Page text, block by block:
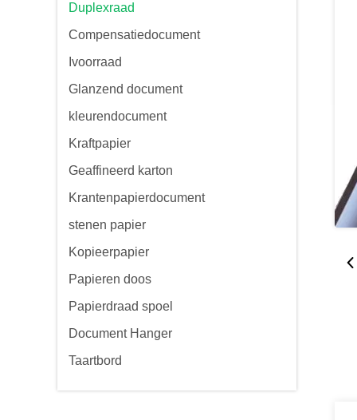
Duplexraad
Compensatiedocument
Ivoorraad
Glanzend document
kleurendocument
Kraftpapier
Geaffineerd karton
Krantenpapierdocument
stenen papier
Kopieerpapier
Papieren doos
Papierdraad spoel
Document Hanger
Taartbord